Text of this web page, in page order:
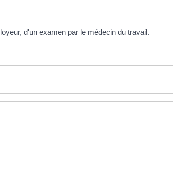
d'un examen par le médecin du travail.